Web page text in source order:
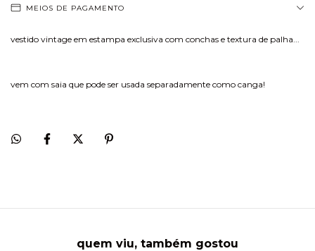
MEIOS DE PAGAMENTO
vestido vintage em estampa exclusiva com conchas e textura de palha...
vem com saia que pode ser usada separadamente como canga!
quem viu, também gostou